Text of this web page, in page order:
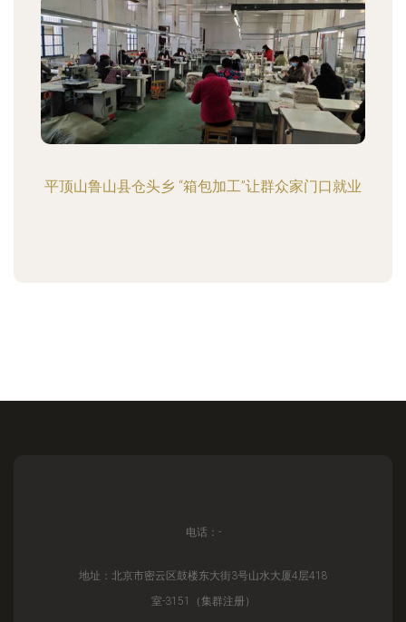
平顶山鲁山县仓头乡 “箱包加工”让群众家门口就业
电话：-
地址：北京市密云区鼓楼东大街3号山水大厦4层418
室-3151（集群注册）